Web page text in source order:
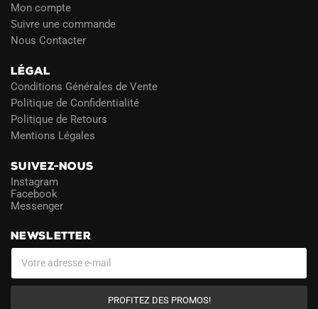
Mon compte
Suivre une commande
Nous Contacter
LÉGAL
Conditions Générales de Vente
Politique de Confidentialité
Politique de Retours
Mentions Légales
SUIVEZ-NOUS
Instagram
Facebook
Messenger
NEWSLETTER
PROFITEZ DES PROMOS!